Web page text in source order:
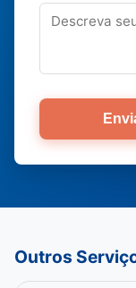
Outros